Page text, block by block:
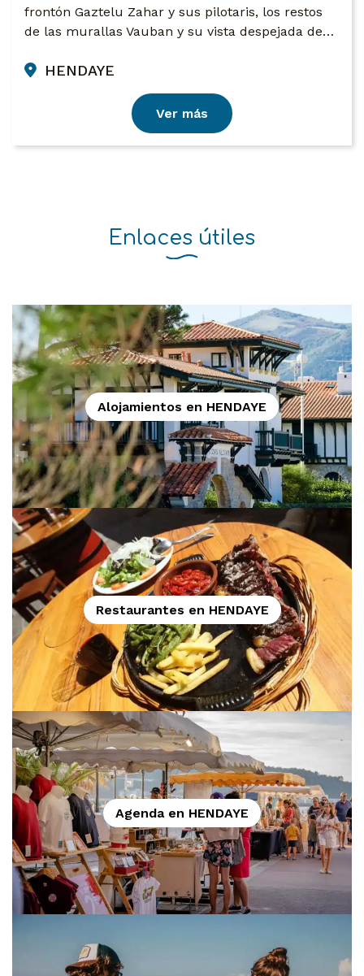
frontón Gaztelu Zahar y sus pilotaris, los restos
de las murallas Vauban y su vista despejada de…
HENDAYE
Ver más
Enlaces útiles
Alojamientos en HENDAYE
Restaurantes en HENDAYE
Agenda en HENDAYE